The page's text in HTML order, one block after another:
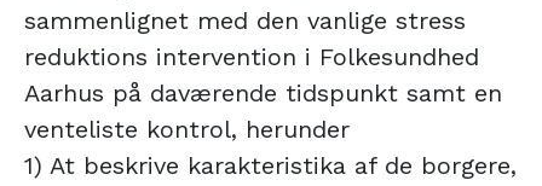
sammenlignet med den vanlige stress
reduktions intervention i Folkesundhed
Aarhus på daværende tidspunkt samt en
venteliste kontrol, herunder
1) At beskrive karakteristika af de borgere,